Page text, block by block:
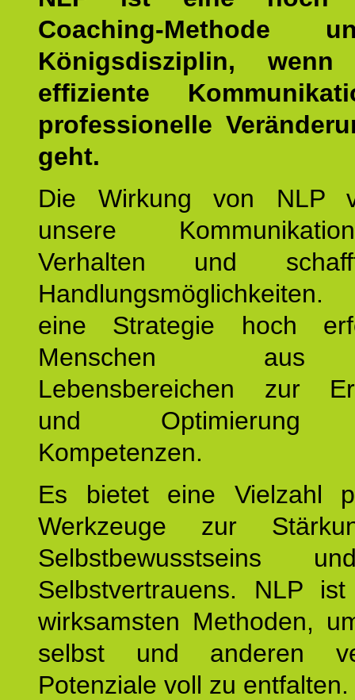
Coaching-Methode
Königsdisziplin,
effiziente
professionelle
geht.
Die Wirkung von NLP
unsere
Verhalten und
eine Strategie hoch
Menschen
Lebensbereichen zur
und Optimierung
Kompetenzen.
Es bietet eine Vielzahl
Werkzeuge zur
Selbstbewusstseins
Selbstvertrauens. NLP
wirksamsten Methoden,
selbst und anderen
Potenziale voll zu entfalten.